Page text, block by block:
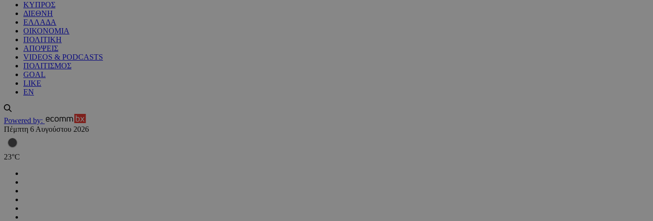
ΚΥΠΡΟΣ
ΔΙΕΘΝΗ
ΕΛΛΑΔΑ
ΟΙΚΟΝΟΜΙΑ
ΠΟΛΙΤΙΚΗ
ΑΠΟΨΕΙΣ
VIDEOS & PODCASTS
ΠΟΛΙΤΙΣΜΟΣ
GOAL
LIKE
EN
Powered by:
Πέμπτη 6 Αυγούστου 2026
23°C